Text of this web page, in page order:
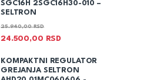
SGC16H 2SGC16H30-010 –
SELTRON
24.500,00 RSD
25.940,00RSD
KOMPAKTNI REGULATOR
GREJANJA SELTRON